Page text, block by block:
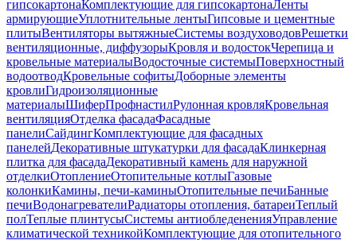
гипсокартонаКомплектующие для гипсокартонаЛенты
армирующиеУплотнительные лентыГипсовые и цементные
плитыВентиляторы вытяжныеСистемы воздуховодовРешетки
вентиляционные, диффузорыКровля и водостокЧерепица и
кровельные материалыВодосточные системыПоверхностный
водоотводКровельные софитыДоборные элементы
кровлиГидроизоляционные
материалыШиферПрофнастилРулонная кровляКровельная
вентиляцияОтделка фасадаФасадные
панелиСайдингКомплектующие для фасадных
панелейДекоративные штукатурки для фасадаКлинкерная
плитка для фасадаДекоративный камень для наружной
отделкиОтоплениеОтопительные котлыГазовые
колонкиКамины, печи-каминыОтопительные печиБанные
печиВодонагревателиРадиаторы отопления, батареиТеплый
полТеплые плинтусыСистемы антиобледененияУправление
климатической техникойКомплектующие для отопительного